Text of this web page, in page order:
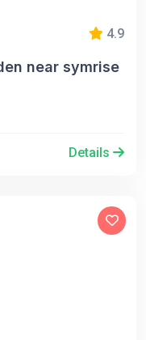
4.9
near symrise
Details